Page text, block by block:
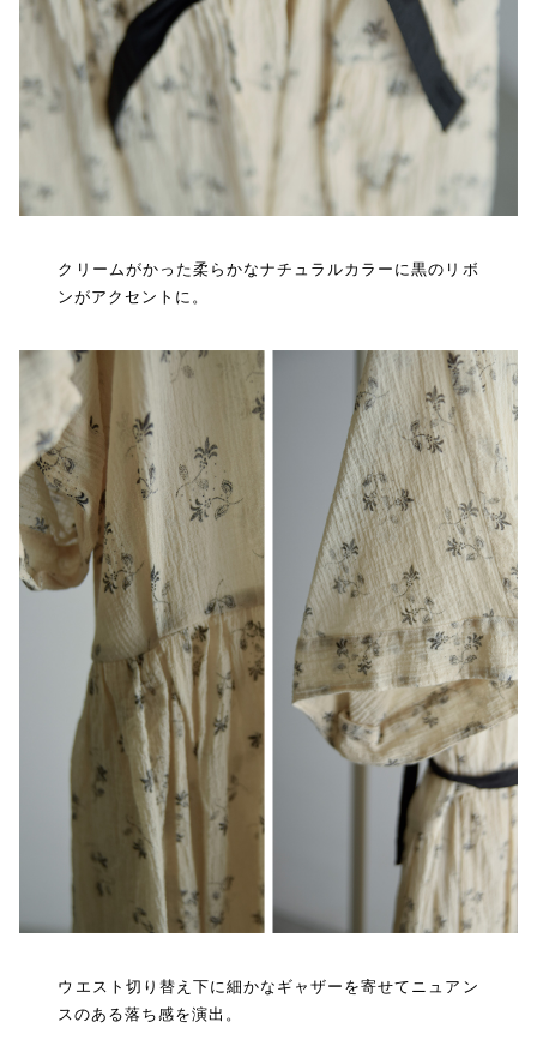
クリームがかった柔らかなナチュラルカラーに黒のリボ
ンがアクセントに。
ウエスト切り替え下に細かなギャザーを寄せてニュアン
スのある落ち感を演出。